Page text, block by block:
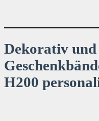
Dekorativ
H200